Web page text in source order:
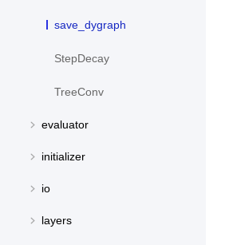
save_dygraph
StepDecay
TreeConv
evaluator
initializer
io
layers